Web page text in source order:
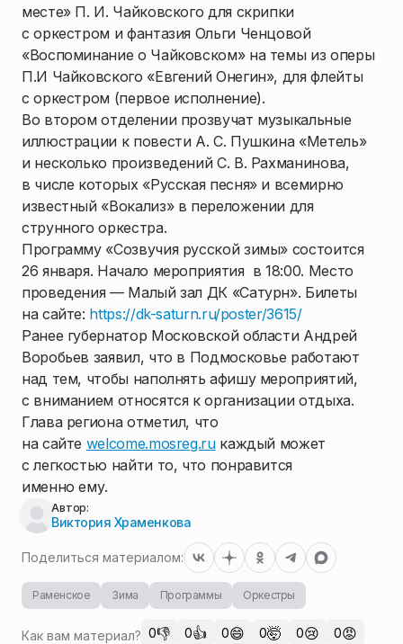
месте» П. И. Чайковского для скрипки
с оркестром и фантазия Ольги Ченцовой
«Воспоминание о Чайковском» на темы из оперы
П.И Чайковского «Евгений Онегин», для флейты
с оркестром (первое исполнение).
Во втором отделении прозвучат музыкальные
иллюстрации к повести А. С. Пушкина «Метель»
и несколько произведений С. В. Рахманинова,
в числе которых «Русская песня» и всемирно
известный «Вокализ» в переложении для
струнного оркестра.
Программу «Созвучия русской зимы» состоится
26 января. Начало мероприятия в 18:00. Место
проведения — Малый зал ДК «Сатурн». Билеты
на сайте: https://dk-saturn.ru/poster/3615/
Ранее губернатор Московской области Андрей
Воробьев заявил, что в Подмосковье работают
над тем, чтобы наполнять афишу мероприятий,
с вниманием относятся к организации отдыха.
Глава региона отметил, что
на сайте welcome.mosreg.ruкаждый может
с легкостью найти то, что понравится
именно ему.
Автор:
Виктория Храменкова
Поделиться материалом:
Раменское Зима Программы Оркестры
Как вам материал? 0👎 0👍 0😄 0🤯 0😢 0😡